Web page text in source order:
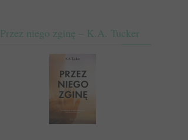
Przez niego zginę – K.A. Tucker